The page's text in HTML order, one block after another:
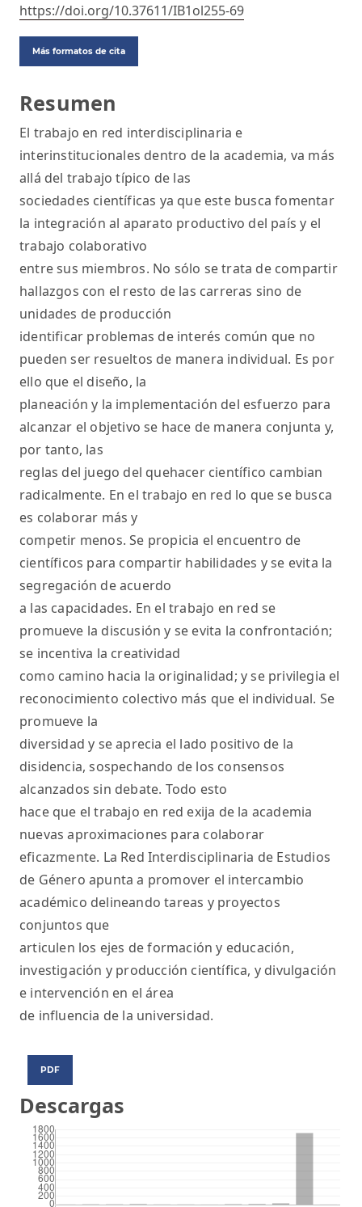
https://doi.org/10.37611/IB1ol255-69
Más formatos de cita
Resumen
El trabajo en red interdisciplinaria e
interinstitucionales dentro de la academia, va más
allá del trabajo típico de las
sociedades científicas ya que este busca fomentar
la integración al aparato productivo del país y el
trabajo colaborativo
entre sus miembros. No sólo se trata de compartir
hallazgos con el resto de las carreras sino de
unidades de producción
identificar problemas de interés común que no
pueden ser resueltos de manera individual. Es por
ello que el diseño, la
planeación y la implementación del esfuerzo para
alcanzar el objetivo se hace de manera conjunta y,
por tanto, las
reglas del juego del quehacer científico cambian
radicalmente. En el trabajo en red lo que se busca
es colaborar más y
competir menos. Se propicia el encuentro de
científicos para compartir habilidades y se evita la
segregación de acuerdo
a las capacidades. En el trabajo en red se
promueve la discusión y se evita la confrontación;
se incentiva la creatividad
como camino hacia la originalidad; y se privilegia el
reconocimiento colectivo más que el individual. Se
promueve la
diversidad y se aprecia el lado positivo de la
disidencia, sospechando de los consensos
alcanzados sin debate. Todo esto
hace que el trabajo en red exija de la academia
nuevas aproximaciones para colaborar
eficazmente. La Red Interdisciplinaria de Estudios
de Género apunta a promover el intercambio
académico delineando tareas y proyectos
conjuntos que
articulen los ejes de formación y educación,
investigación y producción científica, y divulgación
e intervención en el área
de influencia de la universidad.
PDF
Descargas